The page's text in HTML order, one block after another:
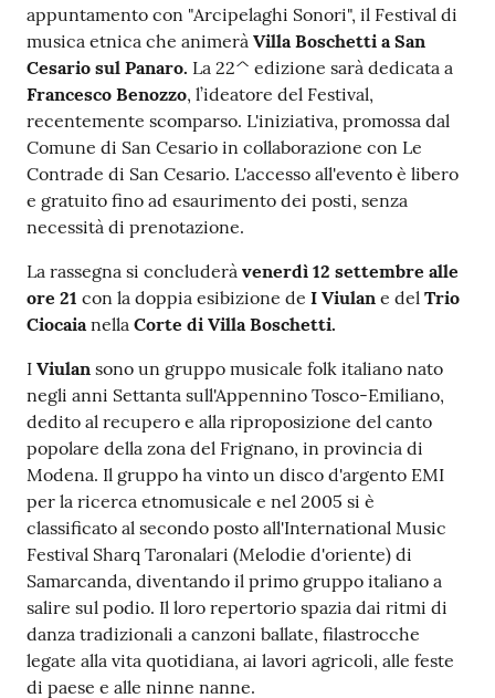
appuntamento con "Arcipelaghi Sonori", il Festival di
musica etnica che animerà Villa Boschetti a San
Cesario sul Panaro. La 22^ edizione sarà dedicata a
Francesco Benozzo, l’ideatore del Festival,
recentemente scomparso. L'iniziativa, promossa dal
Comune di San Cesario in collaborazione con Le
Contrade di San Cesario. L'accesso all'evento è libero
e gratuito fino ad esaurimento dei posti, senza
necessità di prenotazione.
La rassegna si concluderà venerdì 12 settembre alle
ore 21 con la doppia esibizione de I Viulan e del Trio
Ciocaianella Corte di Villa Boschetti.
I Viulan sono un gruppo musicale folk italiano nato
negli anni Settanta sull'Appennino Tosco-Emiliano,
dedito al recupero e alla riproposizione del canto
popolare della zona del Frignano, in provincia di
Modena. Il gruppo ha vinto un disco d'argento EMI
per la ricerca etnomusicale e nel 2005 si è
classificato al secondo posto all'International Music
Festival Sharq Taronalari (Melodie d'oriente) di
Samarcanda, diventando il primo gruppo italiano a
salire sul podio. Il loro repertorio spazia dai ritmi di
danza tradizionali a canzoni ballate, filastrocche
legate alla vita quotidiana, ai lavori agricoli, alle feste
di paese e alle ninne nanne.